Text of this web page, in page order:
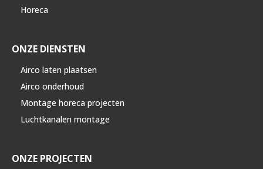
Horeca
ONZE DIENSTEN
Airco laten plaatsen
Airco onderhoud
Montage horeca projecten
Luchtkanalen montage
ONZE PROJECTEN